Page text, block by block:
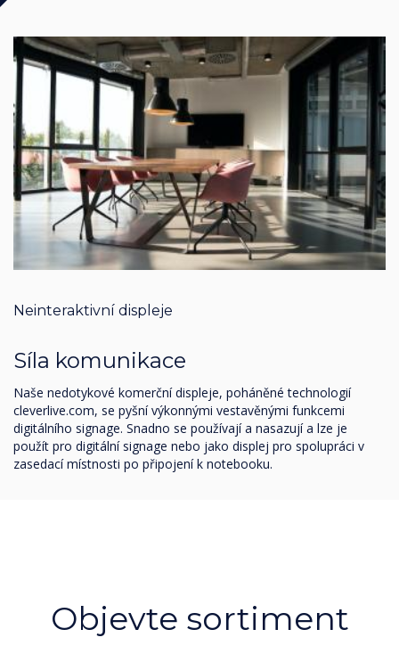
Neinteraktivní displeje
Síla komunikace
Naše nedotykové komerční displeje, poháněné technologií
cleverlive.com, se pyšní výkonnými vestavěnými funkcemi
digitálního signage. Snadno se používají a nasazují a lze je
použít pro digitální signage nebo jako displej pro spolupráci v
zasedací místnosti po připojení k notebooku.
Objevte sortiment